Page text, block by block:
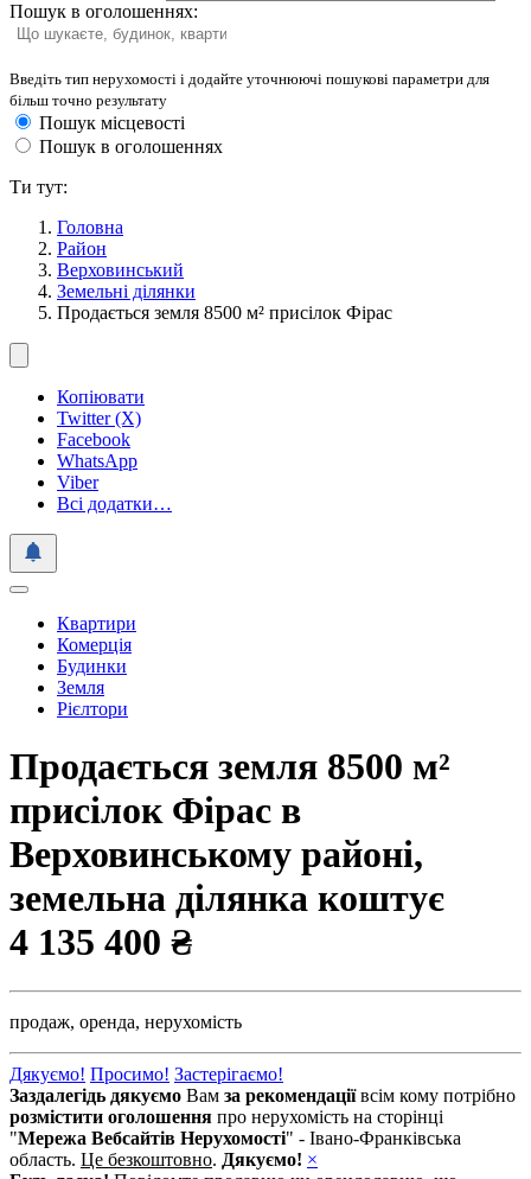
Пошук в оголошеннях:
Введіть тип нерухомості і додайте уточнюючі пошукові параметри для
більш точно результату
Пошук місцевості
Пошук в оголошеннях
Ти тут:
Головна
Район
Верховинський
Земельні ділянки
Продається земля 8500 м² присілок Фірас
Копіювати
Twitter (X)
Facebook
WhatsApp
Viber
Всі додатки…
Квартири
Комерція
Будинки
Земля
Рієлтори
Продається земля 8500 м²
присілок Фірас в
Верховинському районі,
земельна ділянка коштує
4 135 400 ₴
продаж, оренда, нерухомість
Дякуємо! Просимо! Застерігаємо!
Заздалегідь дякуємо Вам за рекомендаціївсім кому потрібно
розмістити оголошення про нерухомість на сторінці
"Мережа Вебсайтів Нерухомості" - Івано-Франківська
область. Це безкоштовно. Дякуємо! ×